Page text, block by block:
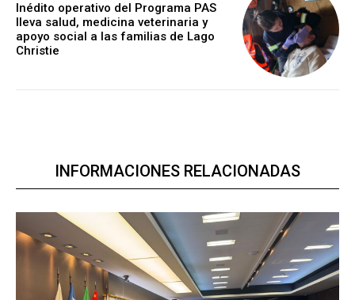
Inédito operativo del Programa PAS
lleva salud, medicina veterinaria y
apoyo social a las familias de Lago
Christie
INFORMACIONES RELACIONADAS